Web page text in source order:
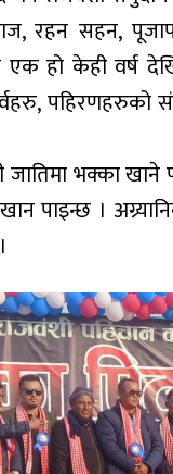
रहन सहन,
एक हो केही वर्ष
पहिरणहरुको
जातिमा भक्का
पाइन्छ ।